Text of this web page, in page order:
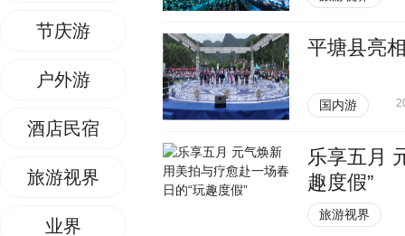
节庆游
户外游
酒店民宿
旅游视界
业界
平塘县亮
国内游
乐享五月
趣度假”
旅游视界